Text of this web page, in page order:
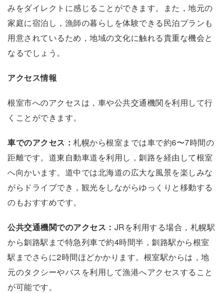
みをダイレクトに感じることができます。また，地元の
家庭に宿泊し，漁師の暮らしを体験できる民泊プランも
用意されているため，地域の文化に触れる貴重な機会と
なるでしょう。
アクセス情報
根室市へのアクセスは，車や公共交通機関を利用して行
くことができます。
車でのアクセス： 札幌から根室までは車で約6〜7時間の
距離です。道東自動車道を利用し，釧路を経由して根室
へ向かいます。道中では北海道の広大な風景を楽しみな
がらドライブでき，観光をしながらゆっくりと移動する
のもおすすめです。
公共交通機関でのアクセス： JRを利用する場合，札幌駅
から釧路駅まで特急列車で約4時間半，釧路駅から根室
駅までさらに2時間ほどかかります。根室駅からは，地
元のタクシーやバスを利用して漁港へアクセスすること
が可能です。